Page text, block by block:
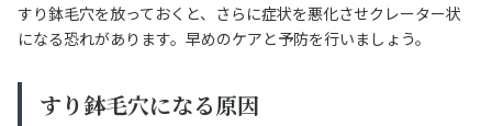
すり鉢毛穴を放っておくと、さらに症状を悪化させクレーター状
になる恐れがあります。早めのケアと予防を行いましょう。
すり鉢毛穴になる原因